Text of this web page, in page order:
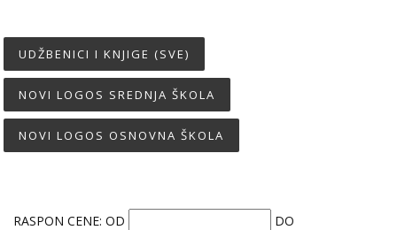
UDŽBENICI I KNJIGE (SVE)
NOVI LOGOS SREDNJA ŠKOLA
NOVI LOGOS OSNOVNA ŠKOLA
RASPON CENE: OD DO